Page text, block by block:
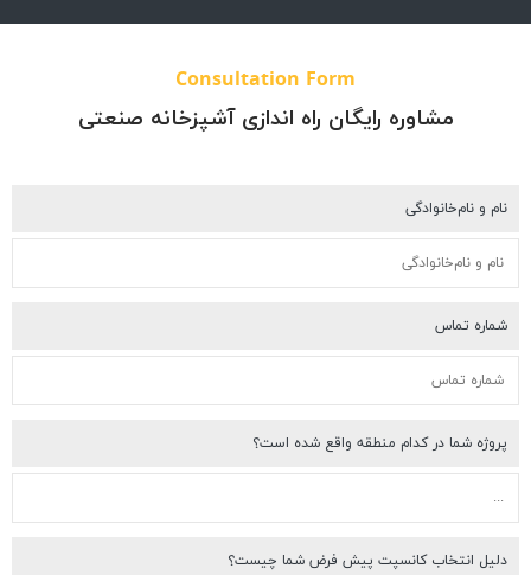
Consultation Form
مشاوره رایگان راه اندازی آشپزخانه صنعتی
و نام‌خانوادگی
تماس
شما در کدام منطقه واقع شده است؟
انتخاب کانسپت پیش فرض شما چیست؟